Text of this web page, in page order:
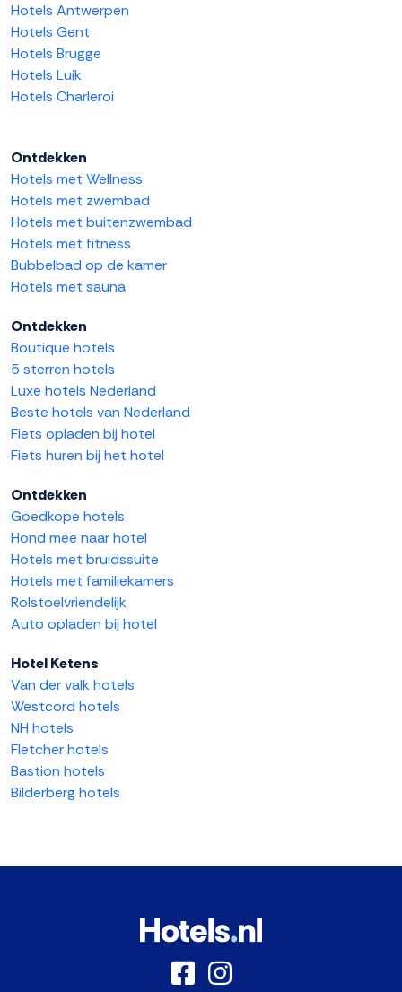
Hotels Antwerpen
Hotels Gent
Hotels Brugge
Hotels Luik
Hotels Charleroi
Ontdekken
Hotels met Wellness
Hotels met zwembad
Hotels met buitenzwembad
Hotels met fitness
Bubbelbad op de kamer
Hotels met sauna
Ontdekken
Boutique hotels
5 sterren hotels
Luxe hotels Nederland
Beste hotels van Nederland
Fiets opladen bij hotel
Fiets huren bij het hotel
Ontdekken
Goedkope hotels
Hond mee naar hotel
Hotels met bruidssuite
Hotels met familiekamers
Rolstoelvriendelijk
Auto opladen bij hotel
Hotel Ketens
Van der valk hotels
Westcord hotels
NH hotels
Fletcher hotels
Bastion hotels
Bilderberg hotels